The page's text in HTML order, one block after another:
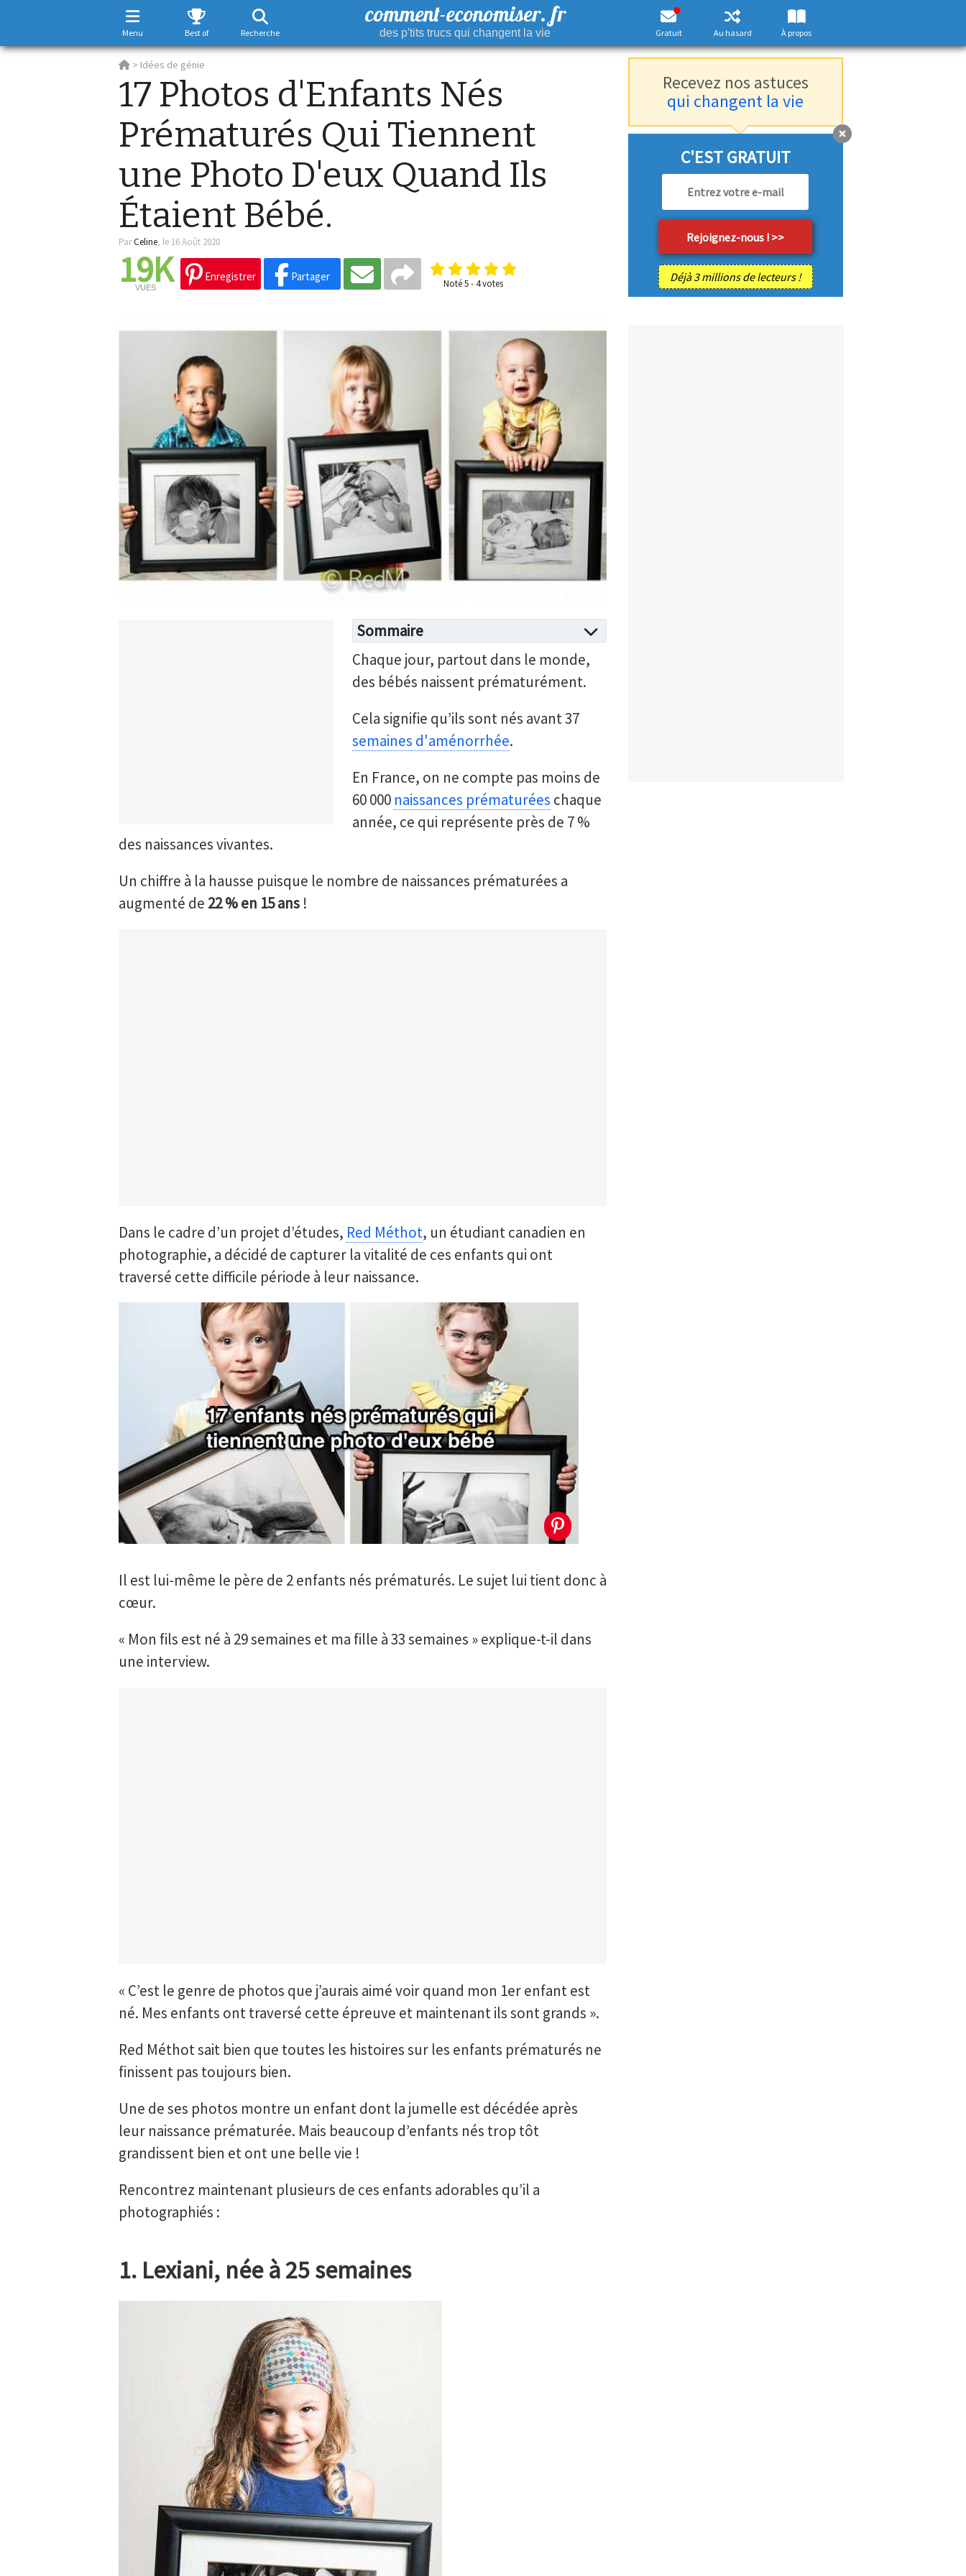
Menu Best of Recherche
comment-economiser. fr
des p'tits trucs qui changent la vie Gratuit Au hasard À propos
> Idées de génie
17 Photos d'Enfants Nés
Prématurés Qui Tiennent
une Photo D'eux Quand Ils
Étaient Bébé.
ParCeline, le 16 Août 2020
19K
VUES
Enregistrer Partager
Noté5-4 votes
Sommaire
Chaque jour, partout dans le monde,
des bébés naissent prématurément.
Cela signifie qu’ils sont nés avant 37
semaines d'aménorrhée.
En France, on ne compte pas moins de
60 000 naissances prématurées chaque
année, ce qui représente près de 7 %
des naissances vivantes.
Un chiffre à la hausse puisque le nombre de naissances prématurées a
augmenté de 22 % en 15 ans!
Dans le cadre d’un projet d’études, Red Méthot, un étudiant canadien en
photographie, a décidé de capturer la vitalité de ces enfants qui ont
traversé cette difficile période à leur naissance.
Il est lui-même le père de 2 enfants nés prématurés. Le sujet lui tient donc à
cœur.
« Mon fils est né à 29 semaines et ma fille à 33 semaines » explique-t-il dans
une interview.
« C’est le genre de photos que j’aurais aimé voir quand mon 1er enfant est
né. Mes enfants ont traversé cette épreuve et maintenant ils sont grands ».
Red Méthot sait bien que toutes les histoires sur les enfants prématurés ne
finissent pas toujours bien.
Une de ses photos montre un enfant dont la jumelle est décédée après
leur naissance prématurée. Mais beaucoup d’enfants nés trop tôt
grandissent bien et ont une belle vie !
Rencontrez maintenant plusieurs de ces enfants adorables qu’il a
photographiés :
1. Lexiani, née à 25 semaines
Recevez nos astuces
qui changent la vie
C'EST GRATUIT
Déjà 3 millions de lecteurs !